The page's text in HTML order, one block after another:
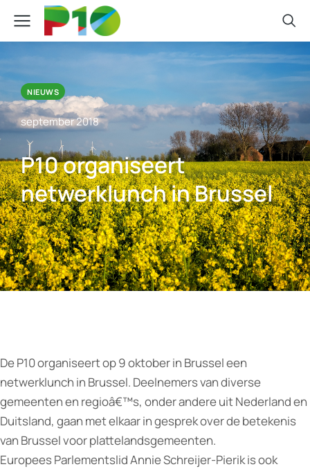
NIEUWS
september 2018
P10 organiseert
netwerklunch in Brussel
De P10 organiseert op 9 oktober in Brussel een
netwerklunch in Brussel. Deelnemers van diverse
gemeenten en regioâ€™s, onder andere uit Nederland en
Duitsland, gaan met elkaar in gesprek over de betekenis
van Brussel voor plattelandsgemeenten.
Europees Parlementslid Annie Schreijer-Pierik is ook